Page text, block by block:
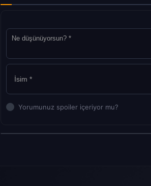
Yorumunuz spoiler içeriyor mu?